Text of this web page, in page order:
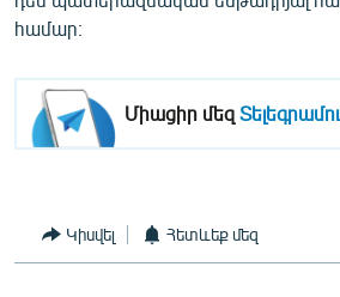
«Ազատության» բոլոր կայքերը
համար։
Միացիր մեզ
Կիսվել Հետևեք մեզ